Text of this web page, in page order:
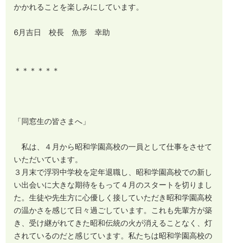
かかれることを楽しみにしています。
6月吉日 校長 魚形 幸助
＊＊＊＊＊＊
「同窓生の皆さまへ」
私は、４月から昭和学園高校の一員として仕事をさせて
いただいています。
３月末で浮羽中学校を定年退職し、昭和学園高校での新し
い出会いに大きな期待をもって４月のスタートを切りまし
た。生徒や先生方に心優しく接していただき昭和学園高校
の温かさを感じて日々過ごしています。これも先輩方が築
き、受け継がれてきた昭和伝統の火が消えることなく、灯
されているのだと感じています。私たちは昭和学園高校の